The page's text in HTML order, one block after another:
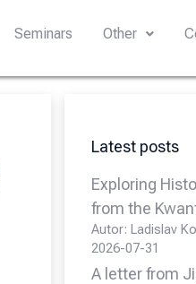
Seminars Other
Latest posts
Exploring
from the
Autor: Ladislav
2026-07-31
A letter from